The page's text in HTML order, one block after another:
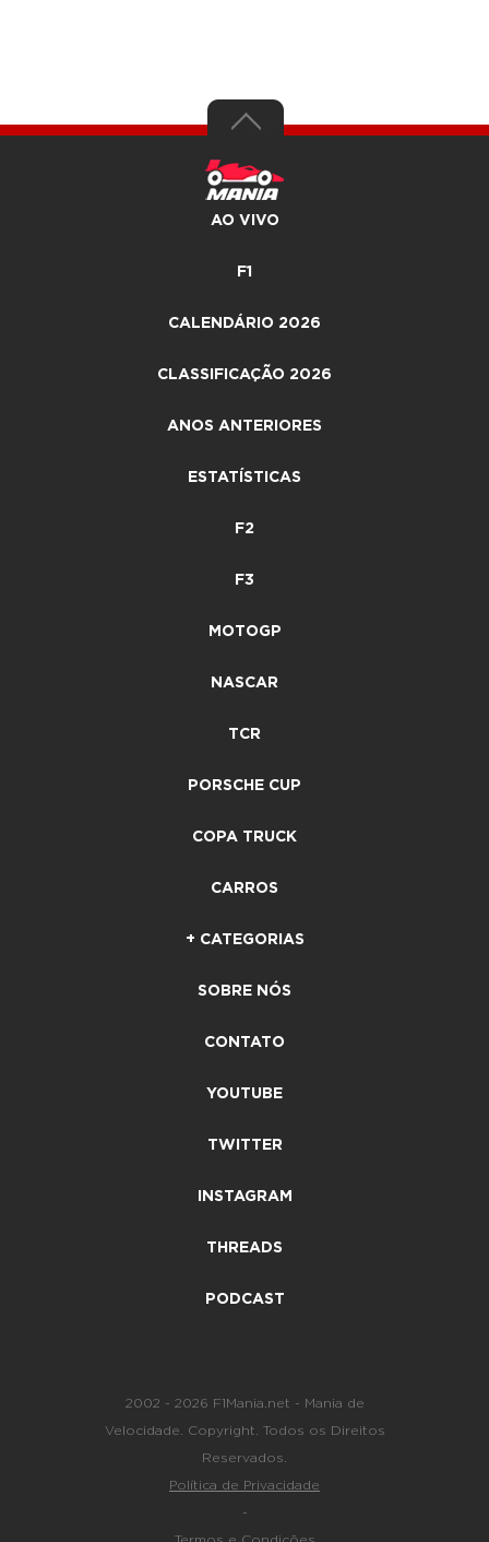
AO VIVO
F1
CALENDÁRIO 2026
CLASSIFICAÇÃO 2026
ANOS ANTERIORES
ESTATÍSTICAS
F2
F3
MOTOGP
NASCAR
TCR
PORSCHE CUP
COPA TRUCK
CARROS
+ CATEGORIAS
SOBRE NÓS
CONTATO
YOUTUBE
TWITTER
INSTAGRAM
THREADS
PODCAST
2002 - 2026 F1Mania.net - Mania de
Velocidade. Copyright. Todos os Direitos
Reservados.
Política de Privacidade
-
Termos e Condições